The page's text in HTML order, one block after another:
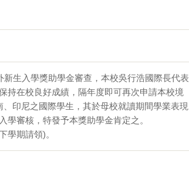
生入學獎助學金審查，本校吳行浩國際長代表
持在校良好成績，隔年度即可再次申請本校境
印尼之國際學生，其於母校就讀期間學業表現
審核，特發予本獎助學金肯定之。
學期請領)。